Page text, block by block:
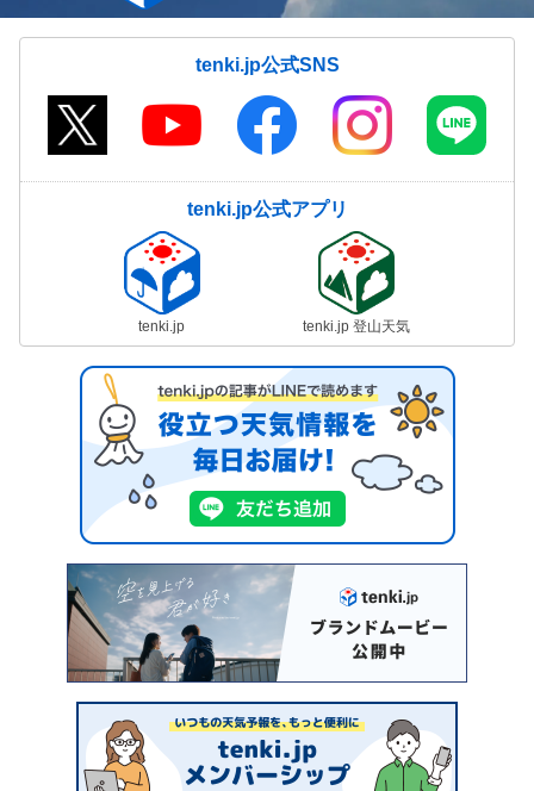
tenki.jp公式SNS
tenki.jp公式アプリ
tenki.jp tenki.jp 登山天気